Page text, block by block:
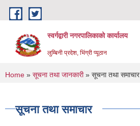
Skip to main content
स्वर्गद्वारी नगरपालिकाको कार्यालय
लुम्बिनी प्रदेश, भिंग्री प्यूठान
You are here
Home » सूचना तथा जानकारी» सूचना तथा समाचार
सूचना तथा समाचार